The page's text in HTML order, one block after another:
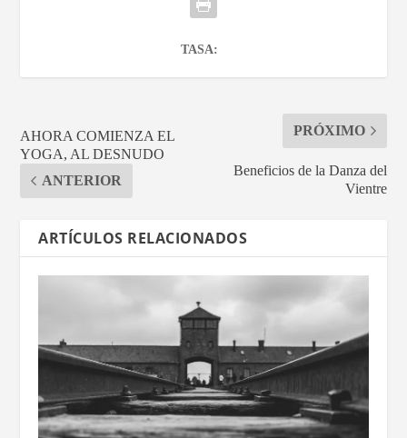
TASA:
AHORA COMIENZA EL
YOGA, AL DESNUDO
ANTERIOR
PRÓXIMO
Beneficios de la Danza del
Vientre
ARTÍCULOS RELACIONADOS